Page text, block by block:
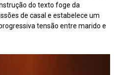
do texto foge da
de casal e estabelece um
tensão entre marido e